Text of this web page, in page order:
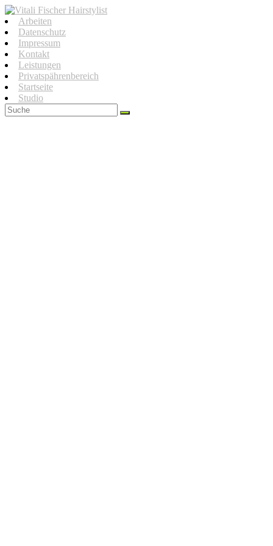
Zum
Inhalt
springen
Arbeiten
Datenschutz
Impressum
Kontakt
Leistungen
Privatspährenbereich
Startseite
Studio